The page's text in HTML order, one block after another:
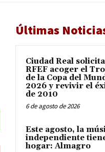
Últimas
Ciudad Real
RFEF acoger el
de la Copa del
2026 y revivir el
de 2010
6 de agosto de 2026
Este agosto, la
independiente
hogar: Almagro